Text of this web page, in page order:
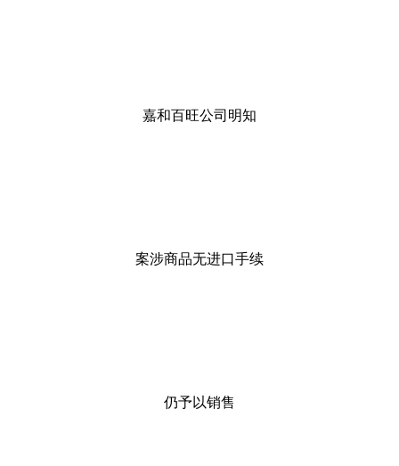
嘉和百旺公司明知
案涉商品无进口手续
仍予以销售